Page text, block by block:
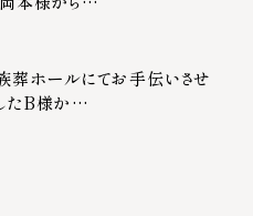
葬ホールにてお手伝いさせ
たB様か…